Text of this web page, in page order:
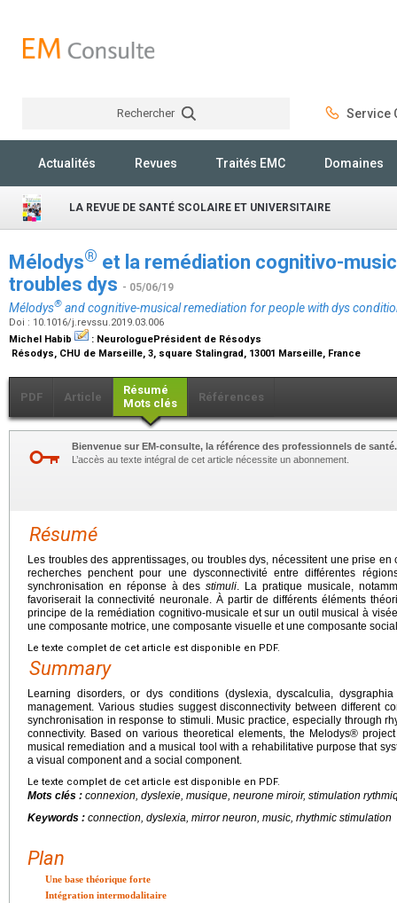
Rechercher Service
Actualités Revues Traités EMC Domaines
LA REVUE DE SANTÉ SCOLAIRE ET UNIVERSITAIRE
Mélodys® et la remédiation cognitivo-
troubles dys - 05/06/19
Mélodys® and cognitive-musical remediation for people with dys
Doi : 10.1016/j.revssu.2019.03.006
Michel Habib
: NeurologuePrésident de Résodys
Résodys, CHU de Marseille, 3, square Stalingrad, 13001 Marseille, France
PDF Article
Résumé
Mots clés
Références
Bienvenue sur EM-consulte, la référence des professionnels de santé.
L’accès au texte intégral de cet article nécessite un abonnement.
Résumé
Les troubles des apprentissages, ou troubles dys, nécessitent une prise
recherches penchent pour une dysconnectivité entre différentes
synchronisation en réponse à desstimuli . La pratique musicale,
favoriserait la connectivité neuronale. À partir de différents éléments
principe de la remédiation cognitivo-musicale et sur un outil musical à
une composante motrice, une composante visuelle et une composante
Le texte complet de cet article est disponible en PDF.
Summary
Learning disorders, or dys conditions (dyslexia, dyscalculia,
management. Various studies suggest disconnectivity between different
synchronisation in response to stimuli. Music practice, especially through
connectivity. Based on various theoretical elements, the Melodys®
musical remediation and a musical tool with a rehabilitative purpose that
a visual component and a social component.
Le texte complet de cet article est disponible en PDF.
Mots clés : connexion, dyslexie, musique, neurone miroir, stimulation
Keywords : connection, dyslexia, mirror neuron, music, rhythmic stimulation
Plan
Une base théorique forte
Intégration intermodalitaire